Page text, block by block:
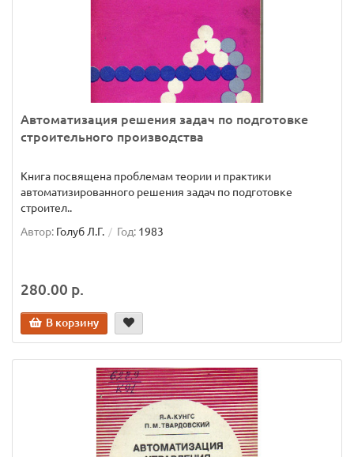
Автоматизация решения задач по подготовке
строительного производства
Книга посвящена проблемам теории и практики
автоматизированного решения задач по подготовке
строител..
Автор: Голуб Л.Г. Год: 1983
280.00 р.
В корзину